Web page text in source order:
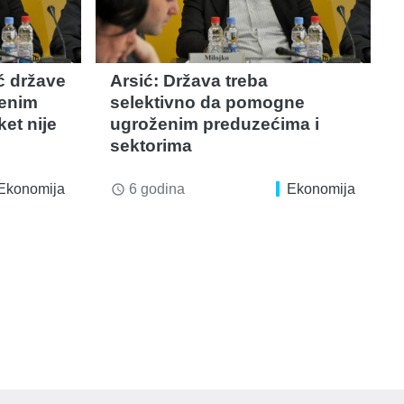
države
nije
Arsić: Država treba
selektivno da pomogne
ugroženim preduzećima i
sektorima
access_time 6 godina Ekonomija